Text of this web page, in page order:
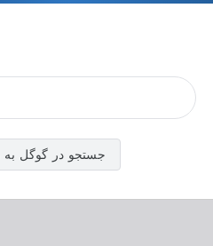
جستجو در گوگل به